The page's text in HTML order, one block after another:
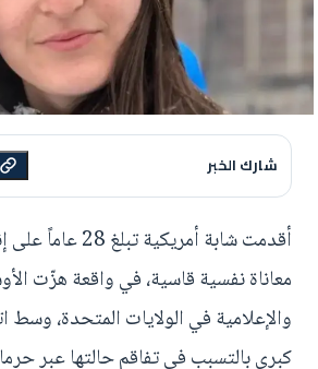
شارك الخبر
أقدمت شابة أمريكية
معاناة نفسية قاسية، في واقعة هزّت
والإعلامية في الولايات المتحدة، وسط
كبرى بالتسبب في تفاقم حالتها عبر